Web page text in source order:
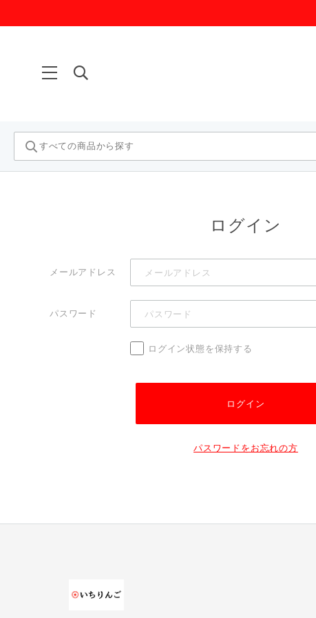
ログイン
メールアドレス
パスワード
ログイン状態を保持する
パスワードをお忘れの方